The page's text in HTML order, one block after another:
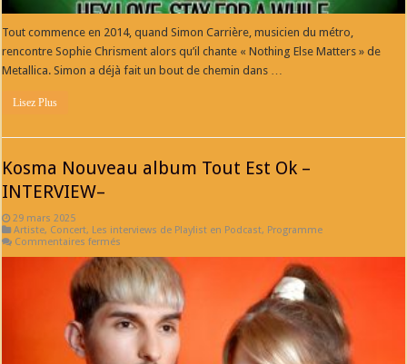
Tout commence en 2014, quand Simon Carrière, musicien du métro,
rencontre Sophie Chrisment alors qu’il chante « Nothing Else Matters » de
Metallica. Simon a déjà fait un bout de chemin dans …
Lisez Plus
Kosma Nouveau album Tout Est Ok –
INTERVIEW–
29 mars 2025
Artiste, Concert, Les interviews de Playlist en Podcast, Programme
Commentaires fermés
Nouveau
album
Tout
Est
Ok
–
INTERVIEW–